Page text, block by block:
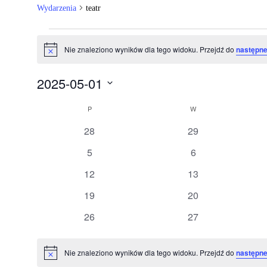
Wydarzenia teatr
Powiadomienie
Nie znaleziono wyników dla tego widoku. Przejdź do
2025-05-01
Kalendarz
Wydarzenia
PPONIEDZIAŁEK W
0
28
0
29
0
5
0
6
0
12
0
13
0
19
0
20
0
26
0
27
Powiadomienie
Nie znaleziono wyników dla tego widoku. Przejdź do